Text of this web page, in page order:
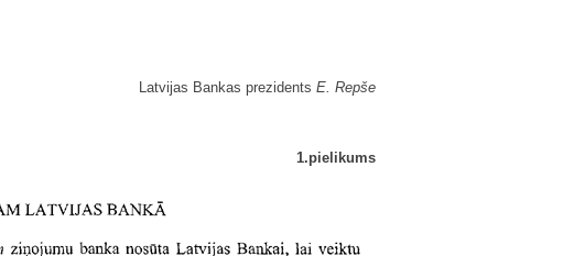
Latvijas Bankas prezidents E. Repše
1.pielikums